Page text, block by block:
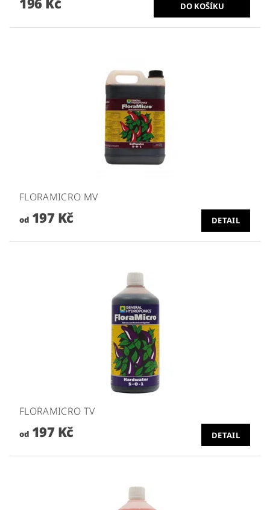
FLORAMICRO MV
od197 Kč DETAIL
FLORAMICRO TV
od197 Kč DETAIL